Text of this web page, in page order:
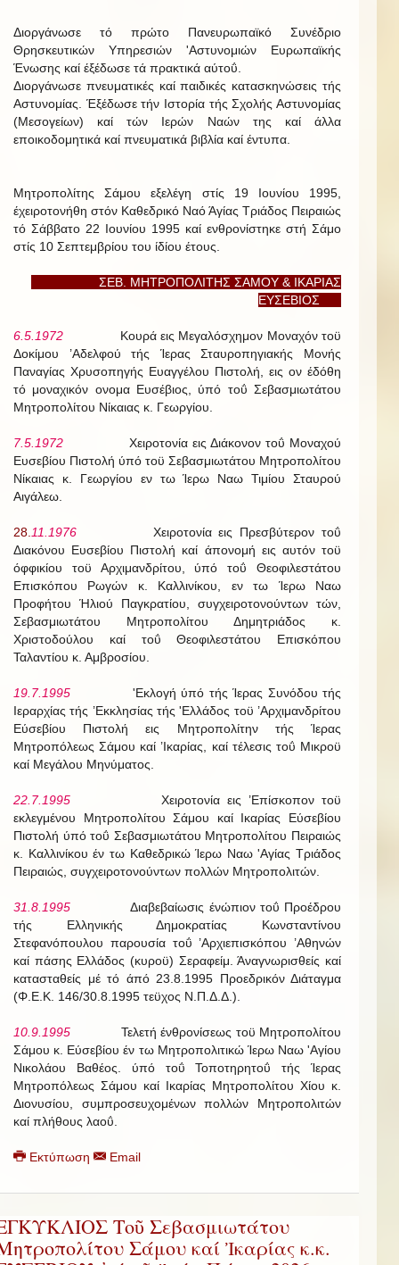
Διοργάνωσε τό πρώτο Πανευρωπαϊκό Συνέδριο
Θρησκευτικών Υπηρεσιών 'Αστυνομιών Ευρωπαϊκής
Ένωσης καί έξέδωσε τά πρακτικά αύτοΰ.
Διοργάνωσε πνευματικές καί παιδικές κατασκηνώσεις τής
Αστυνομίας. Έξέδωσε τήν Ιστορία τής Σχολής Αστυνομίας
(Μεσογείων) καί τών Ιερών Ναών της καί άλλα
εποικοδομητικά καί πνευματικά βιβλία καί έντυπα.
Μητροπολίτης Σάμου εξελέγη στίς 19 Ιουνίου 1995,
έχειροτονήθη στόν Καθεδρικό Ναό Άγίας Τριάδος Πειραιώς
τό Σάββατο 22 Ιουνίου 1995 καί ενθρονίστηκε στή Σάμο
στίς 10 Σεπτεμβρίου του ίδίου έτους.
ΣΕΒ. ΜΗΤΡΟΠΟΛΙΤΗΣ ΣΑΜΟΥ & ΙΚΑΡΙΑΣ
ΕΥΣΕΒΙΟΣ
6.5.1972
Κουρά εις Μεγαλόσχημον Μοναχόν τοϋ
Δοκίμου ’Αδελφού τής Ίερας Σταυροπηγιακής Μονής
Παναγίας Χρυσοπηγής Ευαγγέλου Πιστολή, εις ον έδόθη
τό μοναχικόν ονομα Ευσέβιος, ύπό τοΰ Σεβασμιωτάτου
Μητροπολίτου Νίκαιας κ. Γεωργίου.
7.5.1972 Χειροτονία εις Διάκονον τοΰ Μοναχού
Ευσεβίου Πιστολή ύπό τοϋ Σεβασμιωτάτου Μητροπολίτου
Νίκαιας κ. Γεωργίου εν τω Ίερω Ναω Τιμίου Σταυρού
Αιγάλεω.
28. 11.1976
Χειροτονία εις Πρεσβύτερον τοΰ
Διακόνου Ευσεβίου Πιστολή καί άπονομή εις αυτόν τοϋ
όφφικίου τοϋ Αρχιμανδρίτου, ύπό τοΰ Θεοφιλεστάτου
Επισκόπου Ρωγών κ. Καλλινίκου, εν τω Ίερω Ναω
Προφήτου Ήλιού Παγκρατίου, συγχειροτονούντων τών,
Σεβασμιωτάτου Μητροπολίτου Δημητριάδος κ.
Χριστοδούλου καί τοΰ Θεοφιλεστάτου Επισκόπου
Ταλαντίου κ. Αμβροσίου.
19.7.1995 'Εκλογή ύπό τής Ίερας Συνόδου τής
Ιεραρχίας τής ’Εκκλησίας τής 'Ελλάδος τοϋ ’Αρχιμανδρίτου
Εύσεβίου Πιστολή εις Μητροπολίτην τής Ίερας
Μητροπόλεως Σάμου καί ’Ικαρίας, καί τέλεσις τοΰ Μικροϋ
καί Μεγάλου Μηνύματος.
22.7.1995
Χειροτονία εις ’Επίσκοπον τοϋ
εκλεγμένου Μητροπολίτου Σάμου καί Ικαρίας Εύσεβίου
Πιστολή ύπό τοΰ Σεβασμιωτάτου Μητροπολίτου Πειραιώς
κ. Καλλινίκου έν τω Καθεδρικώ Ίερω Ναω 'Αγίας Τριάδος
Πειραιώς, συγχειροτονούντων πολλών Μητροπολιτών.
31.8.1995 Διαβεβαίωσις ένώπιον τοΰ Προέδρου
τής Ελληνικής Δημοκρατίας Κωνσταντίνου
Στεφανόπουλου παρουσία τοΰ ’Αρχιεπισκόπου ’Αθηνών
καί πάσης Ελλάδος (κυροϋ) Σεραφείμ. Άναγνωρισθείς καί
κατασταθείς μέ τό άπό 23.8.1995 Προεδρικόν Διάταγμα
(Φ.Ε.Κ. 146/30.8.1995 τεϋχος Ν.Π.Δ.Δ.).
10.9.1995 Τελετή ένθρονίσεως τοϋ Μητροπολίτου
Σάμου κ. Εύσεβίου έν τω Μητροπολιτικώ Ίερω Ναω 'Αγίου
Νικολάου Βαθέος. ύπό τοΰ Τοποτηρητοΰ τής Ίερας
Μητροπόλεως Σάμου καί Ικαρίας Μητροπολίτου Χίου κ.
Διονυσίου, συμπροσευχομένων πολλών Μητροπολιτών
καί πλήθους λαοΰ.
Εκτύπωση Email
Τοῦ Σεβασμιωτάτου
Σάμου καί Ἰκαρίας κ.κ.